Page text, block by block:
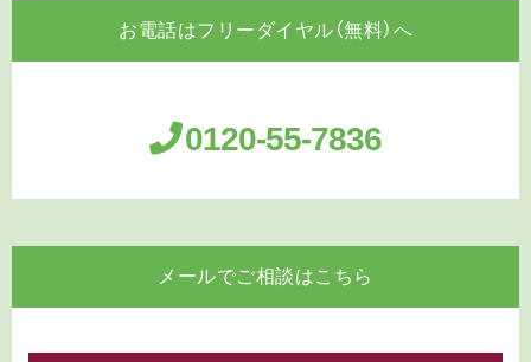
お電話はフリーダイヤル（無料）へ
0120-55-7836
メールでご相談はこちら